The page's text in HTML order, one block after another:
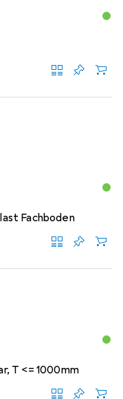
Fachboden
T <= 1000mm